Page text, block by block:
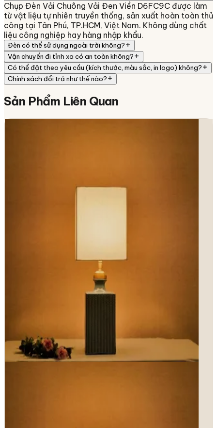
Chụp Đèn Vải Chuông Vải Đen Viền D6FC9C được làm
từ vật liệu tự nhiên truyền thống, sản xuất hoàn toàn thủ
công tại Tân Phú, TP.HCM, Việt Nam. Không dùng chất
liệu công nghiệp hay hàng nhập khẩu.
Đèn có thể sử dụng ngoài trời không?
Vận chuyển đi tỉnh xa có an toàn không?
Có thể đặt theo yêu cầu (kích thước, màu sắc, in logo) không?
Chính sách đổi trả như thế nào?
Sản Phẩm Liên Quan